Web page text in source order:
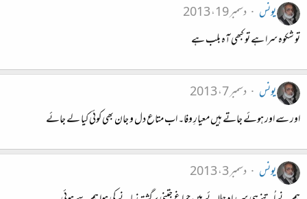
یونس
دسمبر 19، 2013
تو شکوہ سرا ہے تو کبھی آہ بلب ہے
یونس
دسمبر 7، 2013
اور سے اور ہوئے جاتے ہیں معیارِ وفا۔ اب متاع دل و جان بھی کوئی کیا لے جائے
یونس
دسمبر 3، 2013